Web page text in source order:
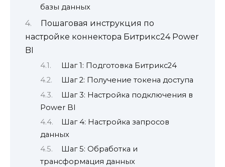
базы данных
Пошаговая инструкция по
настройке коннектора Битрикс24 Power
BI
Шаг 1: Подготовка Битрикс24
Шаг 2: Получение токена доступа
Шаг 3: Настройка подключения в
Power BI
Шаг 4: Настройка запросов
данных
Шаг 5: Обработка и
трансформация данных